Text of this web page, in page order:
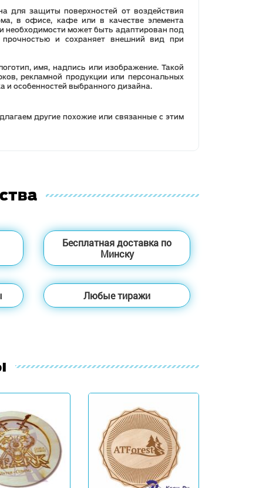
для защиты поверхностей от воздействия
в офисе, кафе или в качестве элемента
необходимости может быть адаптирован под
прочностью и сохраняет внешний вид при
имя, надпись или изображение. Такой
рекламной продукции или персональных
и особенностей выбранного дизайна.
другие похожие или связанные с этим
Бесплатная доставка по
Минску
Любые тиражи